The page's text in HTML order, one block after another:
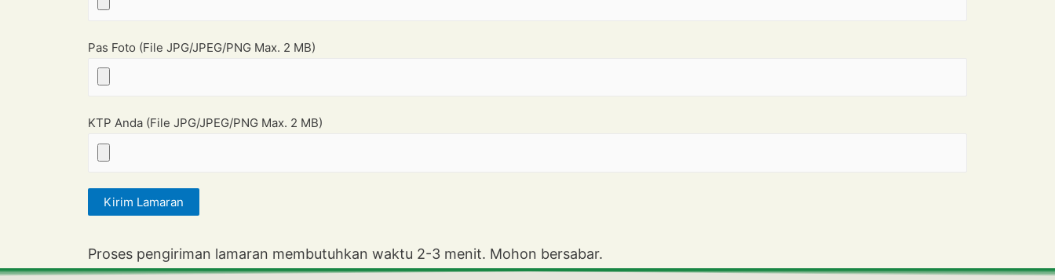
Pas Foto (File JPG/JPEG/PNG Max. 2 MB)
KTP Anda (File JPG/JPEG/PNG Max. 2 MB)
Proses pengiriman lamaran membutuhkan waktu 2-3 menit. Mohon bersabar.